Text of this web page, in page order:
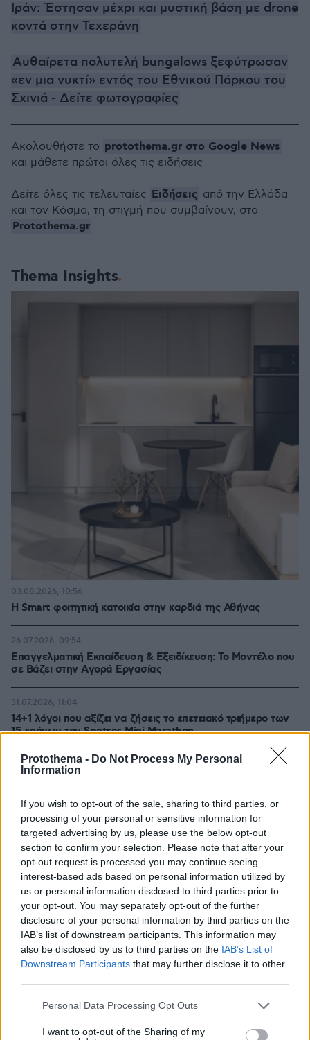
Protothema - Do Not Process My Personal
Information
If you wish to opt-out of the sale, sharing to third parties, or
processing of your personal or sensitive information for
targeted advertising by us, please use the below opt-out
section to confirm your selection. Please note that after your
opt-out request is processed you may continue seeing
interest-based ads based on personal information utilized by
us or personal information disclosed to third parties prior to
your opt-out. You may separately opt-out of the further
disclosure of your personal information by third parties on the
IAB’s list of downstream participants. This information may
also be disclosed by us to third parties on the IAB’s List of
Downstream Participants that may further disclose it to other
Please note that this website/app uses one or more Google
not limited to your visit or usage behaviour. You may click to
Personal Data Processing Opt Outs
I want to opt-out of the Sharing of my
Ιράν: Έστησαν μέχρι και μυστική βάση με drone
κοντά στην Τεχεράνη
Αυθαίρετα πολυτελή bungalows ξεφύτρωσαν
«εν μια νυκτί» εντός του Εθνικού Πάρκου του
Σχινιά - Δείτε φωτογραφίες
Thema Insights
Η Smart φοιτητική κατοικία στην καρδιά της Αθήνας
03.08.2026, 10:56
Επαγγελματική Εκπαίδευση & Εξειδίκευση: Το Mοντέλο που
σε Bάζει στην Aγορά Eργασίας
26.07.2026, 09:54
14+1 λόγοι που αξίζει να ζήσεις το επετειακό τριήμερο των
15 χρόνων του Spetses Mini Marathon
31.07.2026, 11:04
Ακολουθήστε το protothema.gr στο Google News
και μάθετε πρώτοι όλες τις ειδήσεις
Δείτε όλες τις τελευταίες Ειδήσεις από την Ελλάδα
και τον Κόσμο, τη στιγμή που συμβαίνουν, στο
Protothema.gr
ΣΧΟΛΙΑ (229)
ANTONIS
15.06.2025, 19:00
Θυμάμαι εκείνο τον σκοπό που λέγαν οι Χιλιανοί Άγιε
Νικόλα φύλαγε κι Αγία θαλασσινή !!
ΑΠΑΝΤΗΣΗ
Οι
ΑΠΑΝΤΗΣΗ